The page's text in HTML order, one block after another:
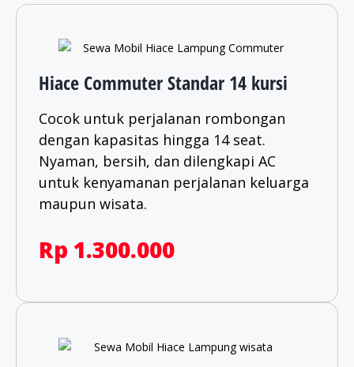
Hiace Commuter Standar 14 kursi
Cocok untuk perjalanan rombongan
dengan kapasitas hingga 14 seat.
Nyaman, bersih, dan dilengkapi AC
untuk kenyamanan perjalanan keluarga
maupun wisata.​
Rp 1.300.000